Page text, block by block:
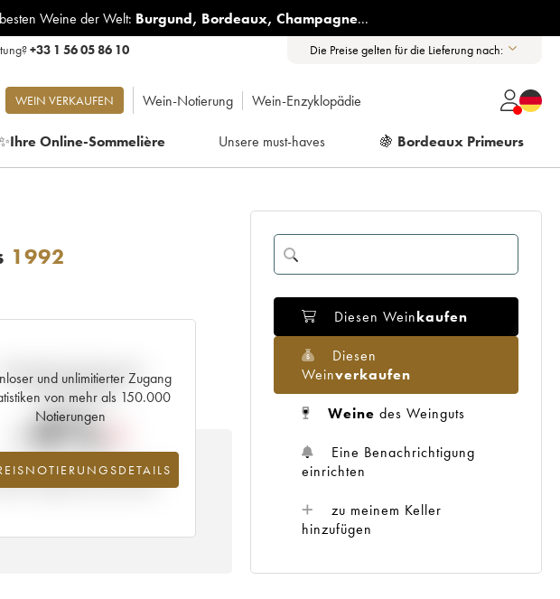
Weine der Welt: Burgund, Bordeaux, Champagne...
+33 1 56 05 86 10 Die Preise gelten für die Lieferung nach:
WEIN VERKAUFEN Wein-Notierung Wein-Enzyklopädie
Ihre Online-Sommelière Unsere must-haves 🍇 Bordeaux Primeurs
1992
und unlimitierter Zugang
von mehr als 150.000
Notierungen
Aktuelle Entwicklung der
Preisnotierung
-4%
des Jahrgangs 1992 im Jahr
im Vergleich zum Jahr 2025
Diesen Weinkaufen
Diesen
Weinverkaufen
Weine des Weinguts
Eine Benachrichtigung
einrichten
zu meinem Keller
hinzufügen